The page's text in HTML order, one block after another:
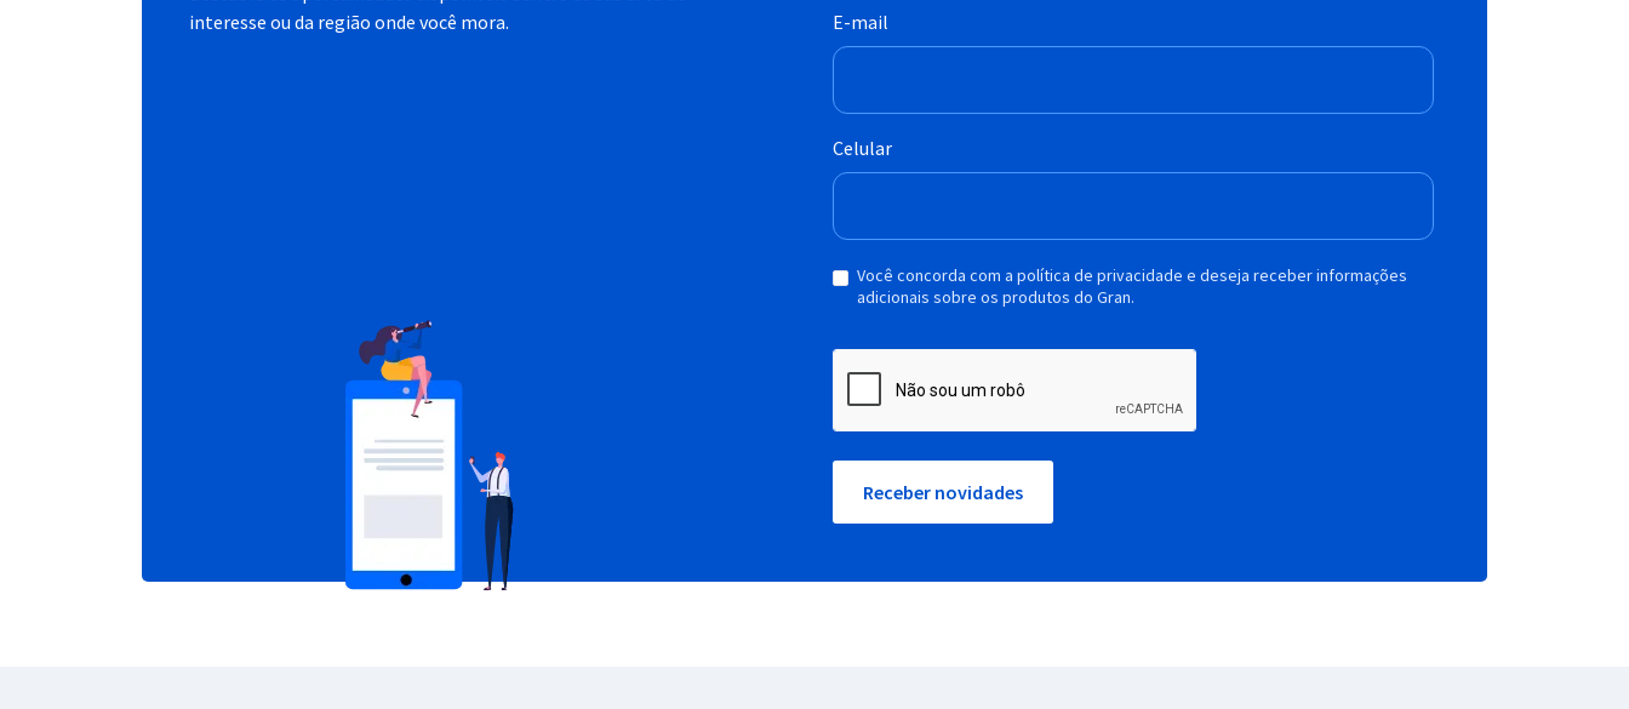
interesse ou da região onde você mora.
E-mail
Celular
Você concorda com a política de privacidade e deseja receber informações
adicionais sobre os produtos do Gran.
Receber novidades